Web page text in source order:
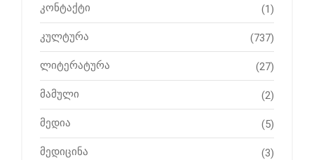
კონტაქტი (1)
კულტურა (737)
ლიტერატურა (27)
მამული (2)
მედია (5)
მედიცინა (3)